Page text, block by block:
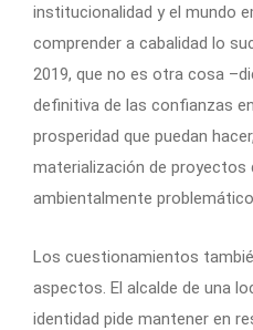
institucionalidad y el mundo
comprender a cabalidad lo
2019, que no es otra cosa
definitiva de las confianzas
prosperidad que puedan
materialización de proyectos
ambientalmente
Los cuestionamientos
aspectos. El alcalde de una
identidad pide mantener en